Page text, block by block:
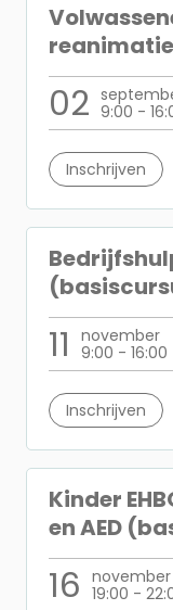
02 9:00 -
Inschrijven
11
november
9:00 - 16:00
Inschrijven
Kinder
en AED
16 november
19:00 -